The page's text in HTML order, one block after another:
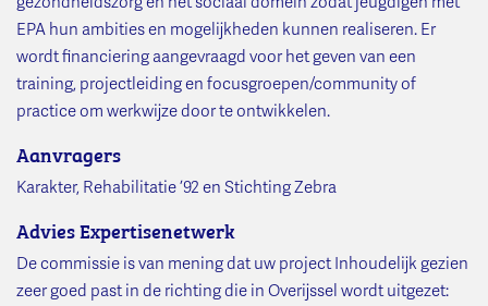
EPA hun ambities en mogelijkheden kunnen realiseren. Er
wordt financiering aangevraagd voor het geven van een
training, projectleiding en focusgroepen/community of
practice om werkwijze door te ontwikkelen.
Aanvragers
Karakter, Rehabilitatie ’92 en Stichting Zebra
Advies Expertisenetwerk
De commissie is van mening dat uw project Inhoudelijk gezien
zeer goed past in de richting die in Overijssel wordt uitgezet: